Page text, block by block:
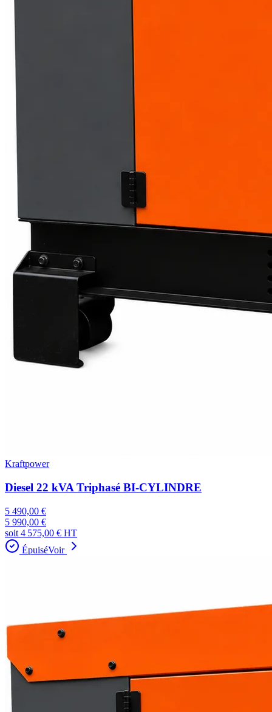
Kraftpower
Diesel 22 kVA Triphasé BI-CYLINDRE
5 490,00 €
5 990,00 €
soit 4 575,00 € HT
ÉpuiséVoir